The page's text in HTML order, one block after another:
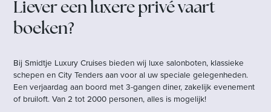
Liever een luxere privé vaart
boeken?
Bij Smidtje Luxury Cruises bieden wij luxe salonboten, klassieke
schepen en City Tenders aan voor al uw speciale gelegenheden.
Een verjaardag aan boord met 3-gangen diner, zakelijk evenement
of bruiloft. Van 2 tot 2000 personen, alles is mogelijk!